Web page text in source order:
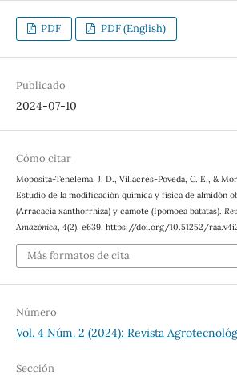
PDF PDF (English)
Publicado
2024-07-10
Cómo citar
Moposita-Tenelema, J. D., Villacrés-Poveda, C. E., &
Estudio de la modificación química y física de almidón
(Arracacia xanthorrhiza) y camote (Ipomoea batatas).
Amazónica, 4(2), e639. https://doi.org/10.51252/
Más formatos de cita
Número
Vol. 4 Núm. 2 (2024): Revista
Sección